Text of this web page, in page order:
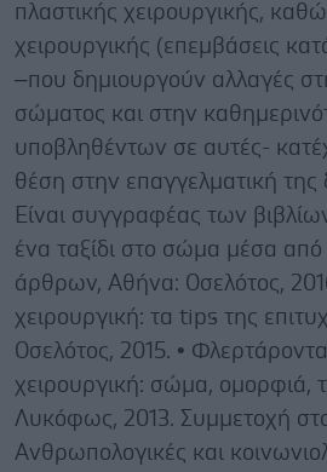
πλαστικής χειρουργικής,
χειρουργικής (επεμβάσεις
–που δημιουργούν αλλαγές
σώματος και στην
υποβληθέντων σε αυτές-
θέση στην επαγγελματική της
Είναι συγγραφέας των
ένα ταξίδι στο σώμα μέσα από
άρθρων, Αθήνα: Οσελότος,
χειρουργική: τα tips της
Οσελότος, 2015. •
χειρουργική: σώμα, ομορφιά,
Λυκόφως, 2013. Συμμετοχή
Ανθρωπολογικές και